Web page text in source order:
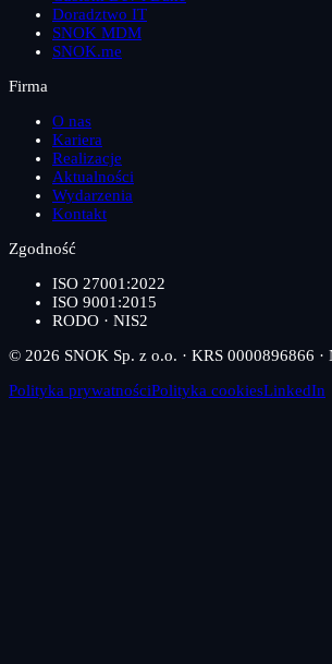
Doradztwo IT
SNOK MDM
SNOK.me
Firma
O nas
Kariera
Realizacje
Aktualności
Wydarzenia
Kontakt
Zgodność
ISO 27001:2022
ISO 9001:2015
RODO · NIS2
© 2026 SNOK Sp. z o.o. · KRS 0000896866 ·
Polityka prywatnościPolityka cookiesLinkedIn